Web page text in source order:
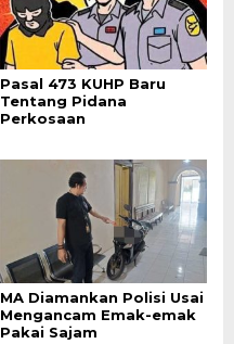
Pasal 473 KUHP Baru
Tentang Pidana
Perkosaan
MA Diamankan Polisi Usai
Mengancam Emak-emak
Pakai Sajam